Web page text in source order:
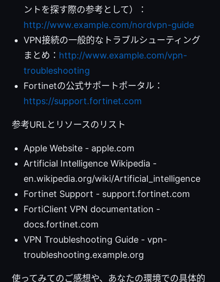
ントを探す際の参考として）：
http://www.example.com/nordvpn-guide
VPN接続の一般的なトラブルシューティング
まとめ： http://www.example.com/vpn-
troubleshooting
Fortinetの公式サポートポータル：
https://support.fortinet.com
参考URLとリソースのリスト
Apple Website - apple.com
Artificial Intelligence Wikipedia -
en.wikipedia.org/wiki/Artificial_intelligence
Fortinet Support - support.fortinet.com
FortiClient VPN documentation -
docs.fortinet.com
VPN Troubleshooting Guide - vpn-
troubleshooting.example.org
使ってみてのご感想や、あなたの環境での具体的